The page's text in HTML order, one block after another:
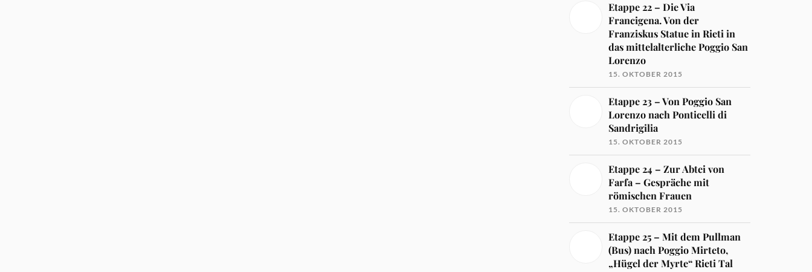
Etappe 22 – Die Via
Francigena. Von der
Franziskus Statue in Rieti in
das mittelalterliche Poggio San
Lorenzo
15. OKTOBER 2015
Etappe 23 – Von Poggio San
Lorenzo nach Ponticelli di
Sandrigilia
15. OKTOBER 2015
Etappe 24 – Zur Abtei von
Farfa – Gespräche mit
römischen Frauen
15. OKTOBER 2015
Etappe 25 – Mit dem Pullman
(Bus) nach Poggio Mirteto,
„Hügel der Myrte“ Rieti Tal